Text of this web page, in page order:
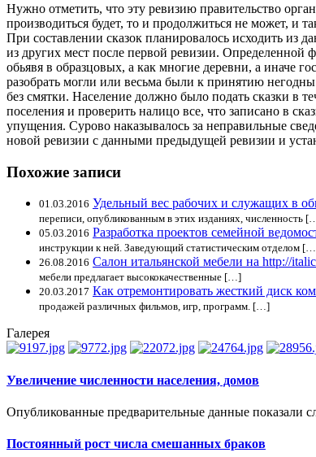
Нужно отметить, что эту ревизию правительство
производиться будет, то и продолжиться не может, и
При составлении сказок планировалось исходить из
из других мест после первой ревизии.
обьявя в образцовых, а как многие деревни, а иначе
разобрать могли или весьма были к принятию
без смятки. Население должно было подать сказки в
поселения и проверить налицо все, что записано в
упущения. Сурово наказывалось за неправильные
новой ревизии с данными предыдущей ревизии и
Похожие записи
01.03.2016 Удельный вес рабочих и служащих в
переписи, опубликованным в этих изданиях, численность
05.03.2016 Разработка проектов семейной
инструкции к ней. Заведующий статистическим отделом
26.08.2016 Салон итальянской мебели на http://
мебели предлагает высококачественные […]
20.03.2017 Как отремонтировать жесткий диск
продажей различных фильмов, игр, программ. […]
Галерея
Увеличение численности населения, домов
Опубликованные предварительные данные показали
Постоянный рост числа смешанных браков